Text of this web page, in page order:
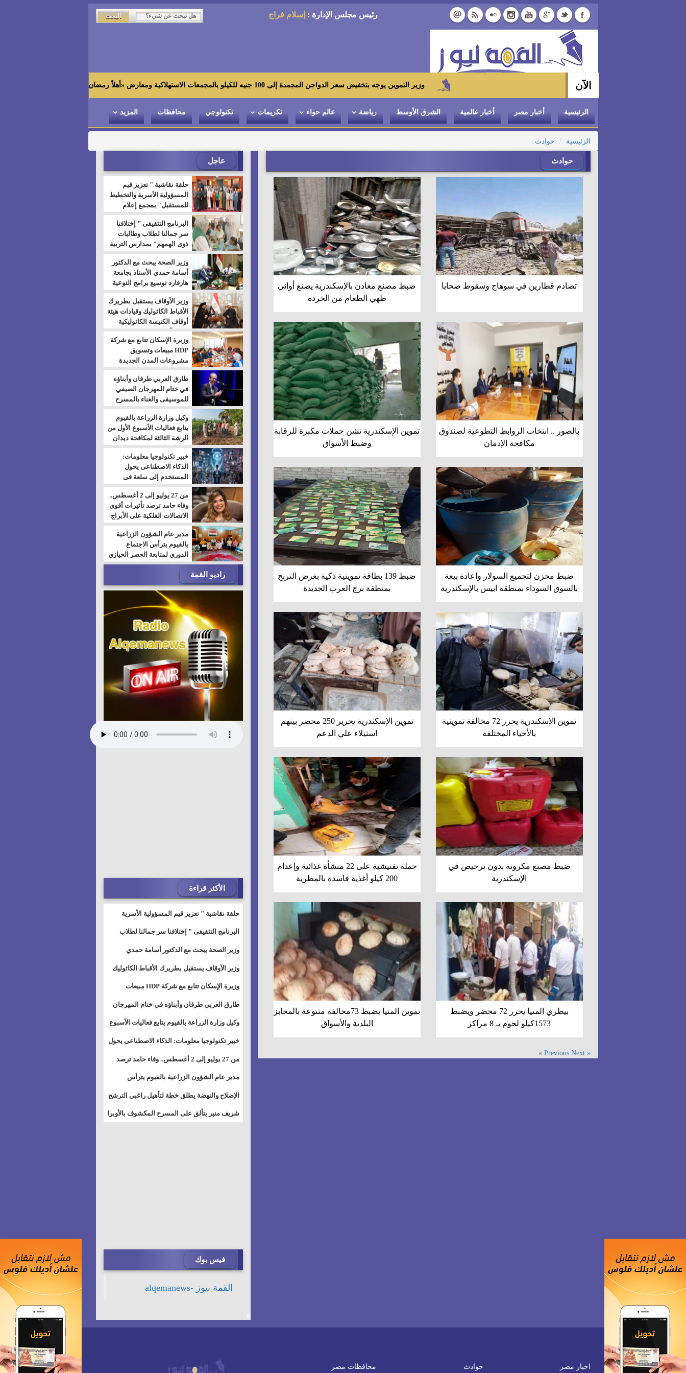
رئيس مجلس الإدارة : إسلام فراج
الآن وزير التموين يوجه بتخفيض سعر الدواجن المجمدة إلى 100 جنيه للكيلو بالمجمعات الاستهلاكية ومعارض «أهلاً رمضان»
الرئيسية أخبار مصر أخبار عالمية الشرق الأوسط رياضة عالم حواء تكريمات تكنولوجي محافظات المزيد
الرئيسية حوادث
حوادث
تصادم قطارين في سوهاج وسقوط ضحايا
ضبط مصنع معادن بالإسكندرية يصنع أواني
طهي الطعام من الخردة
بالصور .. انتخاب الروابط التطوعية لصندوق
مكافحة الإدمان
تموين الإسكندرية تشن حملات مكبرة للرقابة
وضبط الأسواق
ضبط مخزن لتجميع السولار واعادة بيعة
بالسوق السوداء بمنطقة ابيس بالإسكندرية
ضبط 139 بطاقة تموينية ذكية بغرض التربح
بمنطقة برج العرب الجديدة
تموين الإسكندرية يحرر 72 مخالفة تموينية
بالأحياء المختلفة
تموين الإسكندرية يحرير 250 محضر بينهم
استيلاء علي الدعم
ضبط مصنع مكرونة بدون ترخيص في
الإسكندرية
حملة تفتيشية على 22 منشأة غذائية وإعدام
200 كيلو أغذية فاسدة بالمطرية
بيطري المنيا يحرر 72 محضر ويضبط
1573كيلو لحوم بـ 8 مراكز
تموين المنيا يضبط 73مخالفة متنوعة بالمخابز
البلدية والأسواق
« Previous
Next »
عاجل
حلقة نقاشية " تعزيز قيم
المسؤولية الأسرية والتخطيط
للمستقبل" بمجمع إعلام
السويس
البرنامج التثقيفى " إختلافنا
سر جمالنا لطلاب وطالبات
ذوى الهمهم" بمدارس التربية
الخاصة بالسويس
وزير الصحة يبحث مع الدكتور
أسامة حمدي الأستاذ بجامعة
هارفارد توسيع برامج التوعية
بمرض السكري
وزير الأوقاف يستقبل بطريرك
الأقباط الكاثوليك وقيادات هيئة
أوقاف الكنيسة الكاثوليكية
لبحث آفاق التعاون المشترك
وزيرة الإسكان تتابع مع شركة
HDP مبيعات وتسويق
مشروعات المدن الجديدة
طارق العربي طرقان وأبناؤه
في ختام المهرجان الصيفي
للموسيقى والغناء بالمسرح
المكشوف
وكيل وزارة الزراعة بالفيوم
يتابع فعاليات الأسبوع الأول من
الرشة الثالثة لمكافحة ديدان
اللوز للقطن
خبير تكنولوجيا معلومات:
الذكاء الاصطناعى يحول
المستخدم إلى سلعة فى
اقتصاد الانتباه
من 27 يوليو إلى 2 أغسطس..
وفاء حامد ترصد تأثيرات أقوى
الاتصالات الفلكية على الأبراج
مدير عام الشؤون الزراعية
بالفيوم يترأس الاجتماع
الدوري لمتابعة الحصر الحيازي
الجديدة
راديو القمة
الأكثر قراءة
حلقة نقاشية " تعزيز قيم المسؤولية الأسرية
البرنامج التثقيفى " إختلافنا سر جمالنا لطلاب
وطالبات ذوى الهمهم" بمدارس التربية الخاصة
وزير الصحة يبحث مع الدكتور أسامة حمدي
الأستاذ بجامعة هارفارد توسيع برامج التوعية
وزير الأوقاف يستقبل بطريرك الأقباط الكاثوليك
وزيرة الإسكان تتابع مع شركة HDP مبيعات
وتسويق مشروعات المدن الجديدة
طارق العربي طرقان وأبناؤه في ختام المهرجان
الصيفي للموسيقى والغناء بالمسرح المكشوف
وكيل وزارة الزراعة بالفيوم يتابع فعاليات الأسبوع
خبير تكنولوجيا معلومات: الذكاء الاصطناعى يحول
المستخدم إلى سلعة فى اقتصاد الانتباه
من 27 يوليو إلى 2 أغسطس.. وفاء حامد ترصد
تأثيرات أقوى الاتصالات الفلكية على الأبراج
مدير عام الشؤون الزراعية بالفيوم يترأس
الاجتماع الدوري لمتابعة الحصر الحيازي الجديدة
الإصلاح والنهضة يطلق خطة لتأهيل راغبي الترشح
للمجالس الشعبية المحلية ويستعرض خطط
أماناته بالمحافظات
شريف منير يتألق على المسرح المكشوف بالأوبرا
فيس بوك
a
اخبار مصر حوادث محافظات مصر